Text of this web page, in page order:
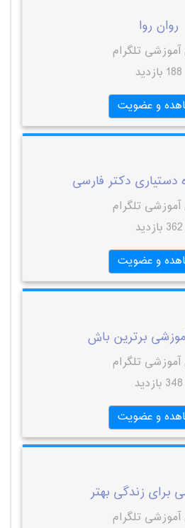
روان روا
آموزشی تلگرام
188 بازدید
و عضویت
دستیاری دکتر فارسی
آموزشی تلگرام
362 بازدید
و عضویت
برترین باش
آموزشی تلگرام
348 بازدید
و عضویت
برای زندگی بهتر
آموزشی تلگرام